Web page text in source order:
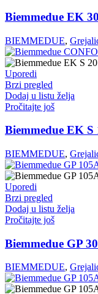
Biemmedue EK
BIEMMEDUE,
Uporedi
Brzi pregled
Dodaj u listu želja
Pročitajte još
Biemmedue EK
BIEMMEDUE,
Uporedi
Brzi pregled
Dodaj u listu želja
Pročitajte još
Biemmedue GP
BIEMMEDUE,